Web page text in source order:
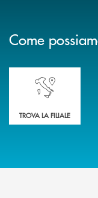
Come
Accedi all' elenco
TROVA LA FILIALE